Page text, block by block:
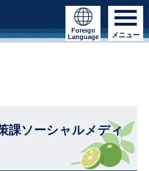
Foreign
Language
メニュー
課ソーシャルメディ